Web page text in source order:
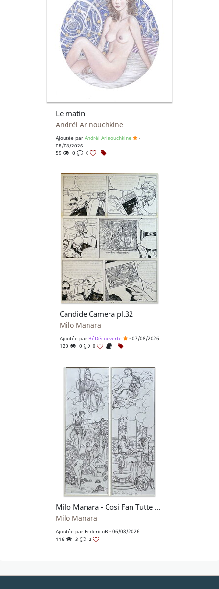
Le matin
Andréi Arinouchkine
Ajoutée par Andréi Arinouchkine
-
08/08/2026
59
0 0
Candide Camera pl.32
Milo Manara
Ajoutée par BéDécouverte
- 07/08/2026
120
0 0
Milo Manara - Cosi Fan Tutte Catalogue cover
Milo Manara
Ajoutée par FedericoB - 06/08/2026
116
3 2